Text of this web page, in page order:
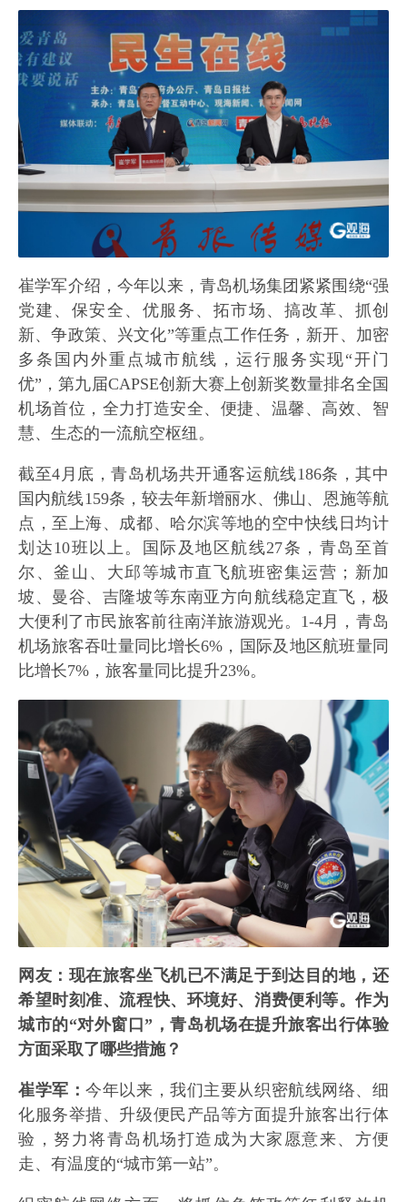
崔学军介绍，今年以来，青岛机场集团紧紧围绕“强
党建、保安全、优服务、拓市场、搞改革、抓创
新、争政策、兴文化”等重点工作任务，新开、加密
多条国内外重点城市航线，运行服务实现“开门
优”，第九届CAPSE创新大赛上创新奖数量排名全国
机场首位，全力打造安全、便捷、温馨、高效、智
慧、生态的一流航空枢纽。
截至4月底，青岛机场共开通客运航线186条，其中
国内航线159条，较去年新增丽水、佛山、恩施等航
点，至上海、成都、哈尔滨等地的空中快线日均计
划达10班以上。国际及地区航线27条，青岛至首
尔、釜山、大邱等城市直飞航班密集运营；新加
坡、曼谷、吉隆坡等东南亚方向航线稳定直飞，极
大便利了市民旅客前往南洋旅游观光。1-4月，青岛
机场旅客吞吐量同比增长6%，国际及地区航班量同
比增长7%，旅客量同比提升23%。
网友：现在旅客坐飞机已不满足于到达目的地，还
希望时刻准、流程快、环境好、消费便利等。作为
城市的“对外窗口”，青岛机场在提升旅客出行体验
方面采取了哪些措施？
崔学军：今年以来，我们主要从织密航线网络、细
化服务举措、升级便民产品等方面提升旅客出行体
验，努力将青岛机场打造成为大家愿意来、方便
走、有温度的“城市第一站”。